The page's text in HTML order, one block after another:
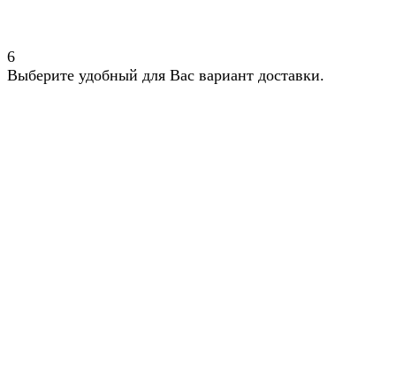
6
Выберите удобный для Вас вариант доставки.